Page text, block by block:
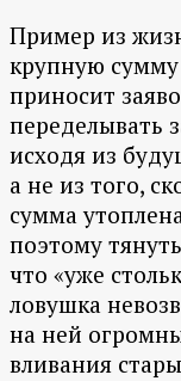
Пример из
крупную сумму
приносит
переделывать
исходя из
а не из того,
сумма
поэтому
что «уже
ловушка
на ней
вливания